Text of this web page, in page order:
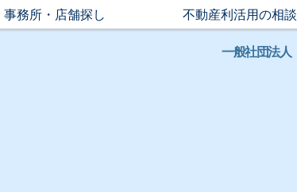
事務所・店舗探し 不動産利活用の相談
一般社団法人